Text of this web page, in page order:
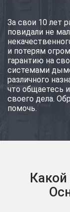
За свои 10 лет
повидали не
и потерям
гарантию на
системами
различного
что общаетесь
своего дела.
помочь.